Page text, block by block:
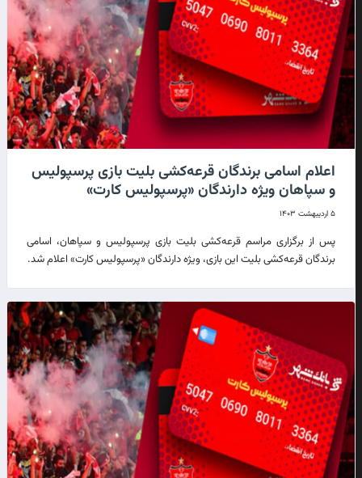
اعلام اسامی برندگان قرعه‌کشی بلیت بازی پرسپولیس
و سپاهان ویژه دارندگان «پرسپولیس کارت»
۵ اردیبهشت ۱۴۰۳
پس از برگزاری مراسم قرعه‌کشی بلیت بازی پرسپولیس و سپاهان، اسامی
برندگان قرعه‌کشی بلیت این بازی، ویژه دارندگان «پرسپولیس کارت» اعلام شد.